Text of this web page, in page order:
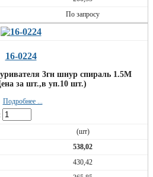
По запросу
16-0224
3гн шнур спираль 1.5М
за шт.,в уп.10 шт.)
Подробнее ...
(шт)
538,02
430,42